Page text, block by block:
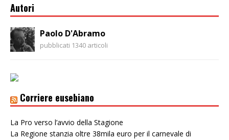
Autori
Paolo D'Abramo
pubblicati 1340 articoli
Corriere eusebiano
La Pro verso l’avvio della Stagione
La Regione stanzia oltre 38mila euro per il carnevale di